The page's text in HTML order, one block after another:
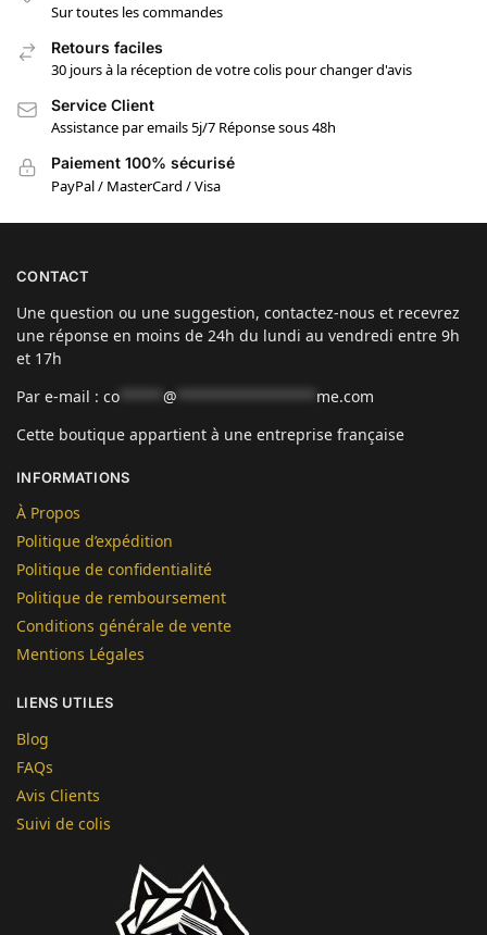
Sur toutes les commandes
Retours faciles
30 jours à la réception de votre colis pour changer d'avis
Service Client
Assistance par emails 5j/7 Réponse sous 48h
Paiement 100% sécurisé
PayPal / MasterCard / Visa
CONTACT
Une question ou une suggestion, contactez-nous et recevrez
une réponse en moins de 24h du lundi au vendredi entre 9h
et 17h
Par e-mail : co @
me.com
Cette boutique appartient à une entreprise française
INFORMATIONS
À Propos
Politique d’expédition
Politique de confidentialité
Politique de remboursement
Conditions générale de vente
Mentions Légales
LIENS UTILES
Blog
FAQs
Avis Clients
Suivi de colis